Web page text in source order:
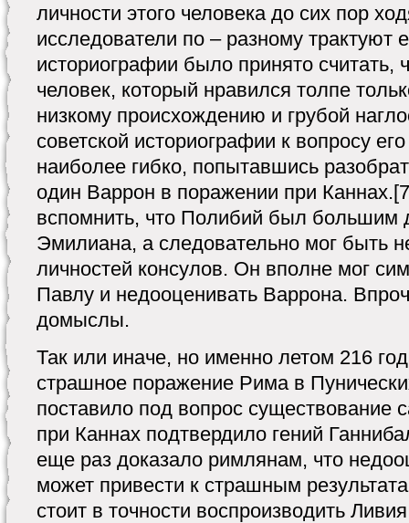
личности этого человека до сих пор
исследователи по – разному трактуют
историографии было принято считать,
человек, который нравился толпе
низкому происхождению и грубой
советской историографии к вопросу
наиболее гибко, попытавшись
один Варрон в поражении при
вспомнить, что Полибий был большим
Эмилиана, а следовательно мог быть
личностей консулов. Он вполне мог
Павлу и недооценивать Варрона.
домыслы.
Так или иначе, но именно летом 216
страшное поражение Рима в
поставило под вопрос существование
при Каннах подтвердило гений
еще раз доказало римлянам, что
может привести к страшным
стоит в точности воспроизводить